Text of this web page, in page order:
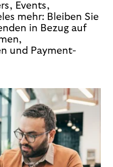
Events,
mehr: Bleiben Sie
in Bezug auf
und Payment-